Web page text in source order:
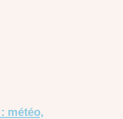
météo,